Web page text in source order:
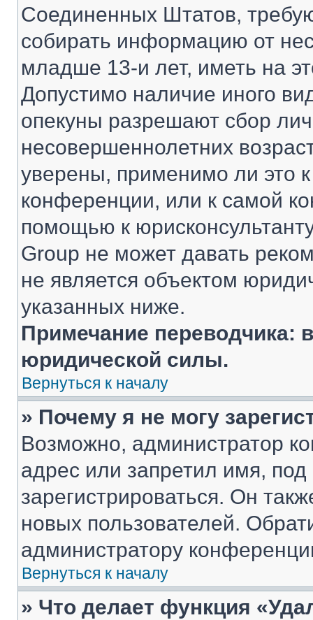
Соединенных Штатов,
собирать информацию от
младше 13-и лет, иметь на
Допустимо наличие иного
опекуны разрешают сбор
несовершеннолетних
уверены, применимо ли это
конференции, или к самой
помощью к
Group не может давать
не является объектом
указанных ниже.
Примечание переводчика:
юридической силы.
Вернуться к началу
» Почему я не могу
Возможно, администратор
адрес или запретил имя,
зарегистрироваться. Он
новых пользователей.
администратору
Вернуться к началу
» Что делает функция